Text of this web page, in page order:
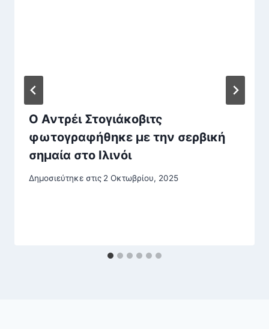
Ο Αντρέι Στογιάκοβιτς
φωτογραφήθηκε με την σερβική
σημαία στο Ιλινόι
Δημοσιεύτηκε στις 2 Οκτωβρίου, 2025